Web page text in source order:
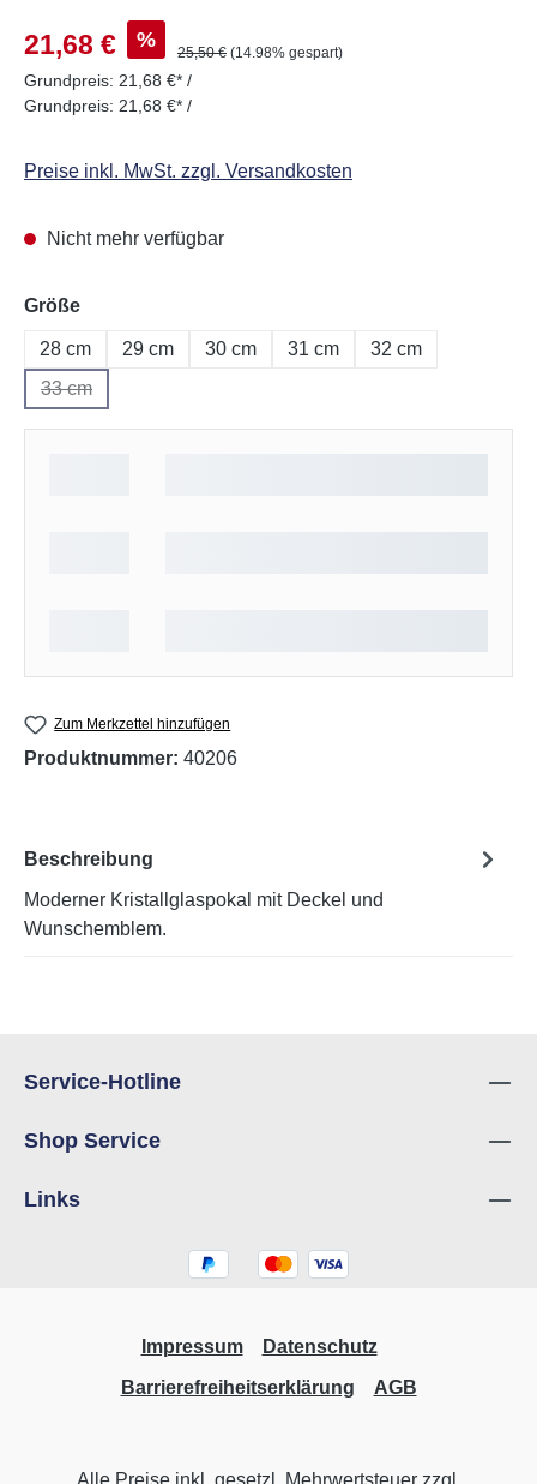
Verkaufspreis:
21,68 € % Regulärer Preis:
25,50 € (14.98% gespart)
Grundpreis: 21,68 €* /
Grundpreis: 21,68 €* /
Preise inkl. MwSt. zzgl. Versandkosten
Nicht mehr verfügbar
Größeauswählen
28 cm 29 cm 30 cm 31 cm
32 cm
33 cm
(Diese Option ist zurzeit nicht verfügbar.)
Zum Merkzettel hinzufügen
Produktnummer: 40206
Beschreibung
Moderner Kristallglaspokal mit Deckel und
Wunschemblem.
Service-Hotline
Shop Service
Links
Impressum
Datenschutz
Barrierefreiheitserklärung
AGB